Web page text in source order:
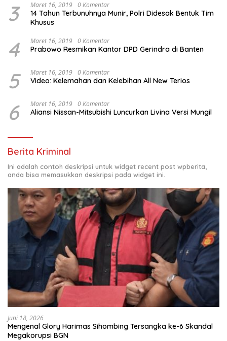
3 Maret 16, 2019 0 Komentar
14 Tahun Terbunuhnya Munir, Polri Didesak Bentuk Tim
Khusus
4 Maret 16, 2019 0 Komentar
Prabowo Resmikan Kantor DPD Gerindra di Banten
5 Maret 16, 2019 0 Komentar
Video: Kelemahan dan Kelebihan All New Terios
6 Maret 16, 2019 0 Komentar
Aliansi Nissan-Mitsubishi Luncurkan Livina Versi Mungil
Berita Kriminal
Ini adalah contoh deskripsi untuk widget recent post wpberita,
anda bisa memasukkan deskripsi pada widget ini.
Juni 18, 2026
Mengenal Glory Harimas Sihombing Tersangka ke-6 Skandal
Megakorupsi BGN